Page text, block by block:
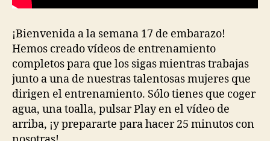
¡Bienvenida a la semana 17 de embarazo!
Hemos creado vídeos de entrenamiento
completos para que los sigas mientras trabajas
junto a una de nuestras talentosas mujeres que
dirigen el entrenamiento. Sólo tienes que coger
agua, una toalla, pulsar Play en el vídeo de
arriba, ¡y prepararte para hacer 25 minutos con